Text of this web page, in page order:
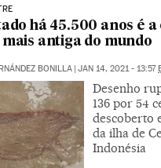
há 45.500 anos é
antiga do mundo
BONILLA | JAN 14, 2021 - 13:57
Desenho
136 por 54
descoberto
da ilha de
Indonésia